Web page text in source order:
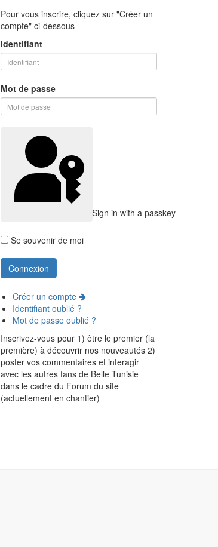
Pour vous inscrire, cliquez sur "Créer un
compte" ci-dessous
Identifiant
Mot de passe
Sign in with a passkey
Se souvenir de moi
Créer un compte
Identifiant oublié ?
Mot de passe oublié ?
Inscrivez-vous pour 1) être le premier (la
première) à découvrir nos nouveautés 2)
poster vos commentaires et interagir
avec les autres fans de Belle Tunisie
dans le cadre du Forum du site
(actuellement en chantier)